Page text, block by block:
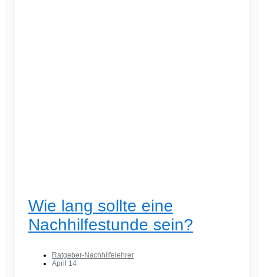
Wie lang sollte eine
Nachhilfestunde sein?
Ratgeber-Nachhilfelehrer
April 14